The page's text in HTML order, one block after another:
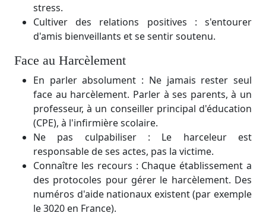
stress.
Cultiver des relations positives : s'entourer
d'amis bienveillants et se sentir soutenu.
Face au Harcèlement
En parler absolument : Ne jamais rester seul
face au harcèlement. Parler à ses parents, à un
professeur, à un conseiller principal d'éducation
(CPE), à l'infirmière scolaire.
Ne pas culpabiliser : Le harceleur est
responsable de ses actes, pas la victime.
Connaître les recours : Chaque établissement a
des protocoles pour gérer le harcèlement. Des
numéros d'aide nationaux existent (par exemple
le 3020 en France).